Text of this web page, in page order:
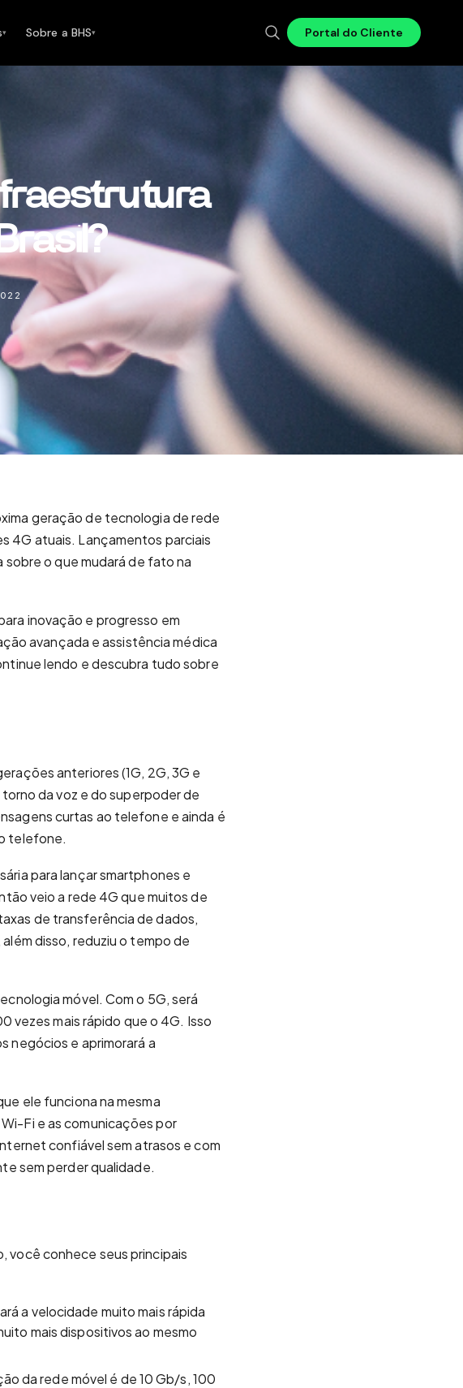
▾ Sobre a BHS▾ Portal do Cliente
geração de tecnologia de rede
4G atuais. Lançamentos parciais
sobre o que mudará de fato na
inovação e progresso em
avançada e assistência médica
lendo e descubra tudo sobre
anteriores (1G, 2G, 3G e
da voz e do superpoder de
curtas ao telefone e ainda é
telefone.
para lançar smartphones e
veio a rede 4G que muitos de
de transferência de dados,
disso, reduziu o tempo de
móvel. Com o 5G, será
vezes mais rápido que o 4G. Isso
negócios e aprimorará a
ele funciona na mesma
Fi e as comunicações por
confiável sem atrasos e com
sem perder qualidade.
você conhece seus principais
a velocidade muito mais rápida
mais dispositivos ao mesmo
da rede móvel é de 10 Gb/s, 100